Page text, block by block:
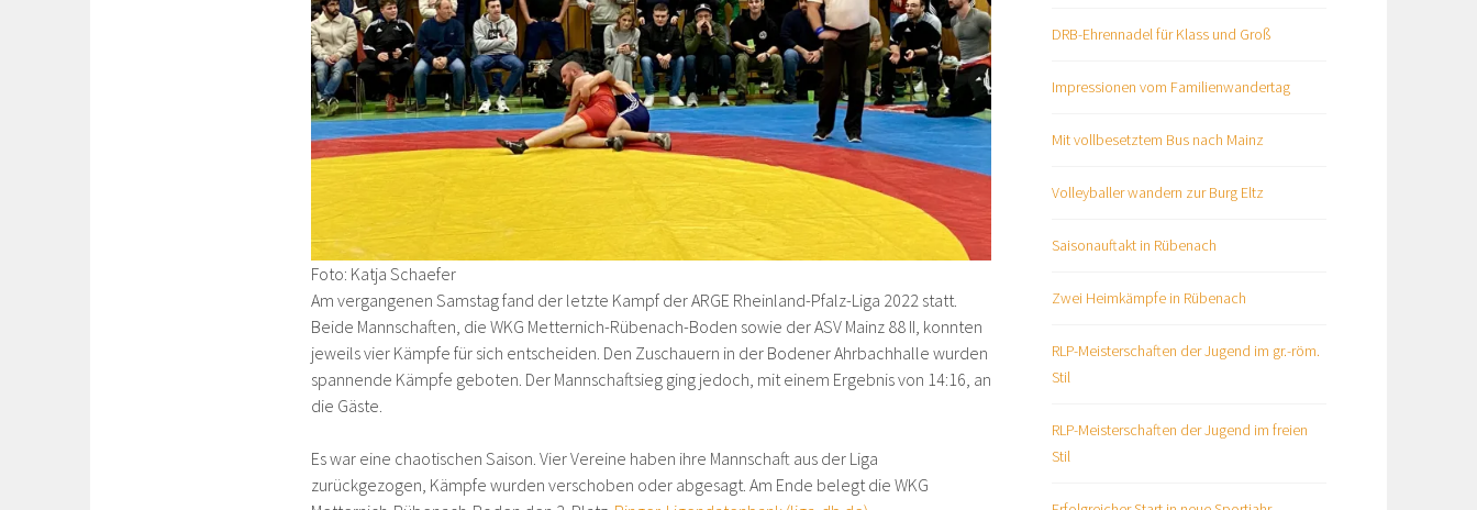
Foto: Katja Schaefer
Am vergangenen Samstag fand der letzte Kampf der ARGE Rheinland-Pfalz-Liga 2022 statt.
Beide Mannschaften, die WKG Metternich-Rübenach-Boden sowie der ASV Mainz 88 II, konnten
jeweils vier Kämpfe für sich entscheiden. Den Zuschauern in der Bodener Ahrbachhalle wurden
spannende Kämpfe geboten. Der Mannschaftsieg ging jedoch, mit einem Ergebnis von 14:16, an
die Gäste.
Es war eine chaotischen Saison. Vier Vereine haben ihre Mannschaft aus der Liga
zurückgezogen, Kämpfe wurden verschoben oder abgesagt. Am Ende belegt die WKG
DRB-Ehrennadel für Klass und Groß
Impressionen vom Familienwandertag
Mit vollbesetztem Bus nach Mainz
Volleyballer wandern zur Burg Eltz
Saisonauftakt in Rübenach
Zwei Heimkämpfe in Rübenach
RLP-Meisterschaften der Jugend im gr.-röm.
Stil
RLP-Meisterschaften der Jugend im freien
Stil